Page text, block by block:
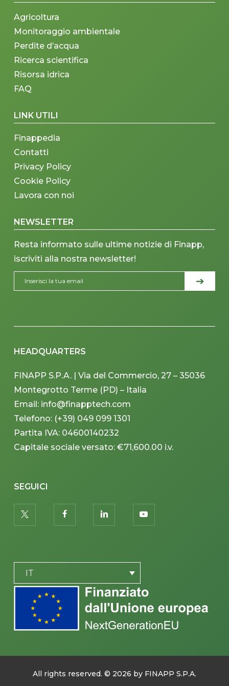
Agricoltura
Monitoraggio ambientale
Perdite d’acqua
Ricerca scientifica
Risorsa idrica
FAQ
LINK UTILI
Finappedia
Contatti
Privacy Policy
Cookie Policy
Lavora con noi
NEWSLETTER
Resta informato sulle ultime notizie di Finapp,
iscriviti alla nostra newsletter!
HEADQUARTERS
FINAPP S.P.A. | Via del Commercio, 27 – 35036
Montegrotto Terme (PD) – Italia
Email: info@finapptech.com
Telefono: (+39) 049 099 1301
Partita IVA: 04600140232
Capitale sociale versato: €71,600.00 i.v.
SEGUICI
twitter facebooklinkedin youtube
IT
All rights reserved. © 2026 by FINAPP S.P.A.